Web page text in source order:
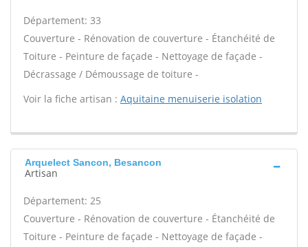
Département: 33
Couverture - Rénovation de couverture - Étanchéité de
Toiture - Peinture de façade - Nettoyage de façade -
Décrassage / Démoussage de toiture -
Voir la fiche artisan : Aquitaine menuiserie isolation
Arquelect Sancon, Besancon
Artisan
Département: 25
Couverture - Rénovation de couverture - Étanchéité de
Toiture - Peinture de façade - Nettoyage de façade -